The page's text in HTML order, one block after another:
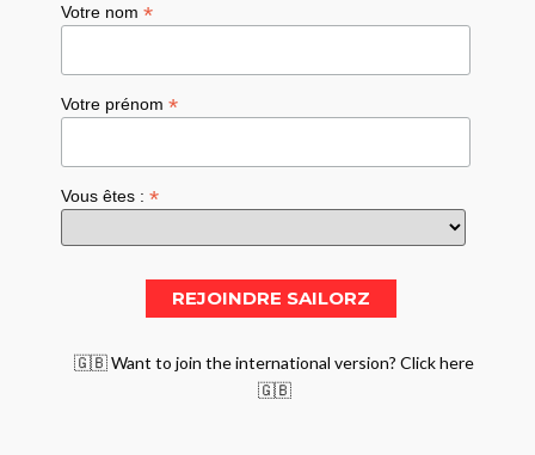
Votre nom*
Votre prénom*
Vous êtes :*
🇬🇧 Want to join the international version? Click here
🇬🇧